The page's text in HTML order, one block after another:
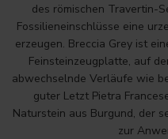
des römischen Travertin-
Fossilieneinschlüsse eine
erzeugen. Breccia Grey ist
Feinsteinzeugplatte, auf
abwechselnde Verläufe wie
guter Letzt Pietra
Naturstein aus Burgund, der
zur